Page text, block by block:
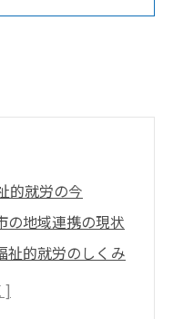
的就労の今
の地域連携の現状
祉的就労のしくみ
就労の重要な役割